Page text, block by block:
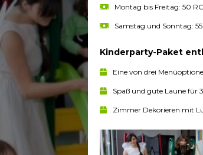
Montag bis Freitag: 50
Samstag und Sonntag:
Kinderparty-Paket
Eine von drei
Spaß und gute Laune für
Zimmer Dekorieren mit